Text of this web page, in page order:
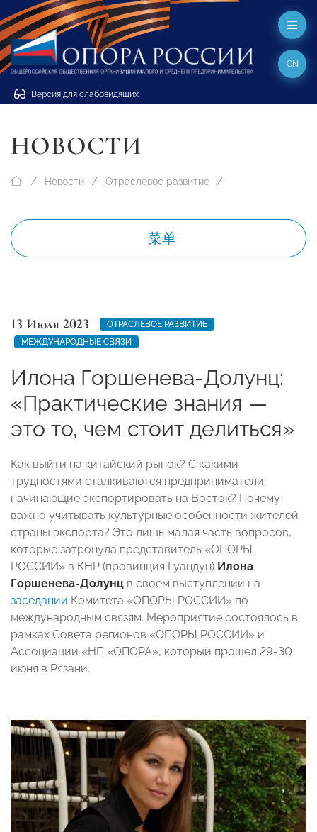
Версия для слабовидящих
CN
НОВОСТИ
Новости Отраслевое развитие
菜单
13 Июля 2023
ОТРАСЛЕВОЕ РАЗВИТИЕ
МЕЖДУНАРОДНЫЕ СВЯЗИ
Илона Горшенева-Долунц:
«Практические знания —
это то, чем стоит делиться»
Как выйти на китайский рынок? С какими
трудностями сталкиваются предприниматели,
начинающие экспортировать на Восток? Почему
важно учитывать культурные особенности жителей
страны экспорта? Это лишь малая часть вопросов,
которые затронула представитель «ОПОРЫ
РОССИИ» в КНР (провинция Гуандун) Илона
Горшенева-Долунц в своем выступлении на
заседании Комитета «ОПОРЫ РОССИИ» по
международным связям. Мероприятие состоялось в
рамках Совета регионов «ОПОРЫ РОССИИ» и
Ассоциации «НП «ОПОРА», который прошел 29-30
июня в Рязани.